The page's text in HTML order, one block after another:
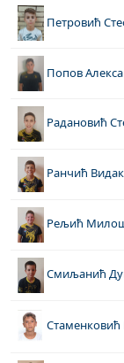
Петровић
Попов Алекса
Радановић
Ранчић Видак
Рељић
Смиљанић